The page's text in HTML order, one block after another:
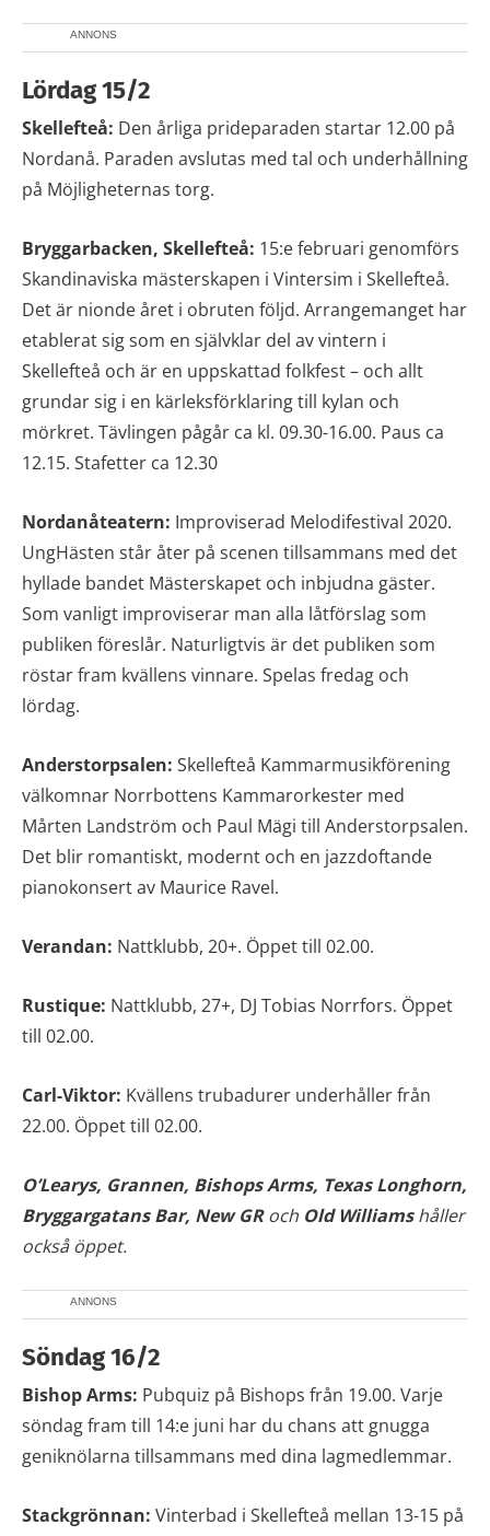
ANNONS
Lördag 15/2
Skellefteå: Den årliga prideparaden startar 12.00 på
Nordanå. Paraden avslutas med tal och underhållning
på Möjligheternas torg.
Bryggarbacken, Skellefteå: 15:e februari genomförs
Skandinaviska mästerskapen i Vintersim i Skellefteå.
Det är nionde året i obruten följd. Arrangemanget har
etablerat sig som en självklar del av vintern i
Skellefteå och är en uppskattad folkfest – och allt
grundar sig i en kärleksförklaring till kylan och
mörkret. Tävlingen pågår ca kl. 09.30-16.00. Paus ca
12.15. Stafetter ca 12.30
Nordanåteatern: Improviserad Melodifestival 2020.
UngHästen står åter på scenen tillsammans med det
hyllade bandet Mästerskapet och inbjudna gäster.
Som vanligt improviserar man alla låtförslag som
publiken föreslår. Naturligtvis är det publiken som
röstar fram kvällens vinnare. Spelas fredag och
lördag.
Anderstorpsalen: Skellefteå Kammarmusikförening
välkomnar Norrbottens Kammarorkester med
Mårten Landström och Paul Mägi till Anderstorpsalen.
Det blir romantiskt, modernt och en jazzdoftande
pianokonsert av Maurice Ravel.
Verandan: Nattklubb, 20+. Öppet till 02.00.
Rustique: Nattklubb, 27+, DJ Tobias Norrfors. Öppet
till 02.00.
Carl-Viktor: Kvällens trubadurer underhåller från
22.00. Öppet till 02.00.
O’Learys, Grannen, Bishops Arms, Texas Longhorn,
Bryggargatans Bar, New GRoch Old Williamshåller
också öppet.
ANNONS
Söndag 16/2
Bishop Arms: Pubquiz på Bishops från 19.00. Varje
söndag fram till 14:e juni har du chans att gnugga
geniknölarna tillsammans med dina lagmedlemmar.
Stackgrönnan: Vinterbad i Skellefteå mellan 13-15 på